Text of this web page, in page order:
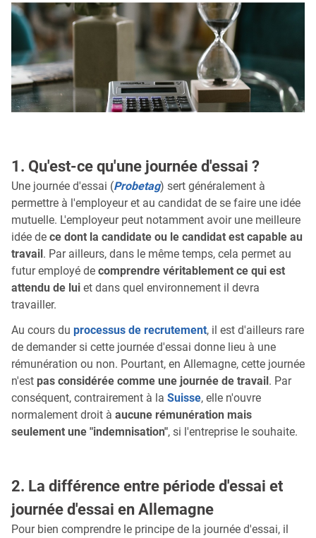
1. Qu'est-ce qu'une journée d'essai ?
Une journée d'essai (Probetag) sert généralement à
permettre à l'employeur et au candidat de se faire une idée
mutuelle. L'employeur peut notamment avoir une meilleure
idée de ce dont la candidate ou le candidat est capable au
travail. Par ailleurs, dans le même temps, cela permet au
futur employé de comprendre véritablement ce qui est
attendu de lui et dans quel environnement il devra
travailler.
Au cours du processus de recrutement, il est d'ailleurs rare
de demander si cette journée d'essai donne lieu à une
rémunération ou non. Pourtant, en Allemagne, cette journée
n'est pas considérée comme une journée de travail. Par
conséquent, contrairement à la Suisse, elle n'ouvre
normalement droit à aucune rémunération mais
seulement une "indemnisation", si l'entreprise le souhaite.
2. La différence entre période d'essai et
journée d'essai en Allemagne
Pour bien comprendre le principe de la journée d'essai, il